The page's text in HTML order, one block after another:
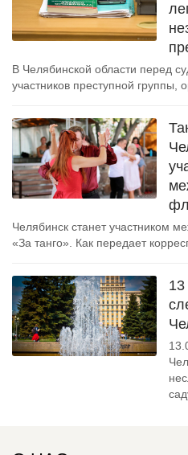
В Челябинской области перед
участников преступной группы,
Челябинск станет участником
«За танго». Как передает
13